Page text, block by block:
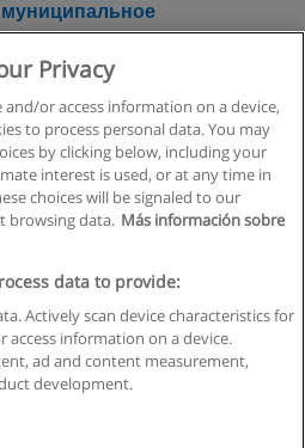
муниципальное
гуманитарного
по E-mail
пользования
информации
Educaedu
S.L. - CIF : B-95610580: -
Privacy
or access information on a device,
to process personal data. You may
by clicking below, including your
interest is used, or at any time in
choices will be signaled to our
browsing data. Más información sobre
data to provide:
Actively scan device characteristics for
information on a device.
ad and content measurement,
development.